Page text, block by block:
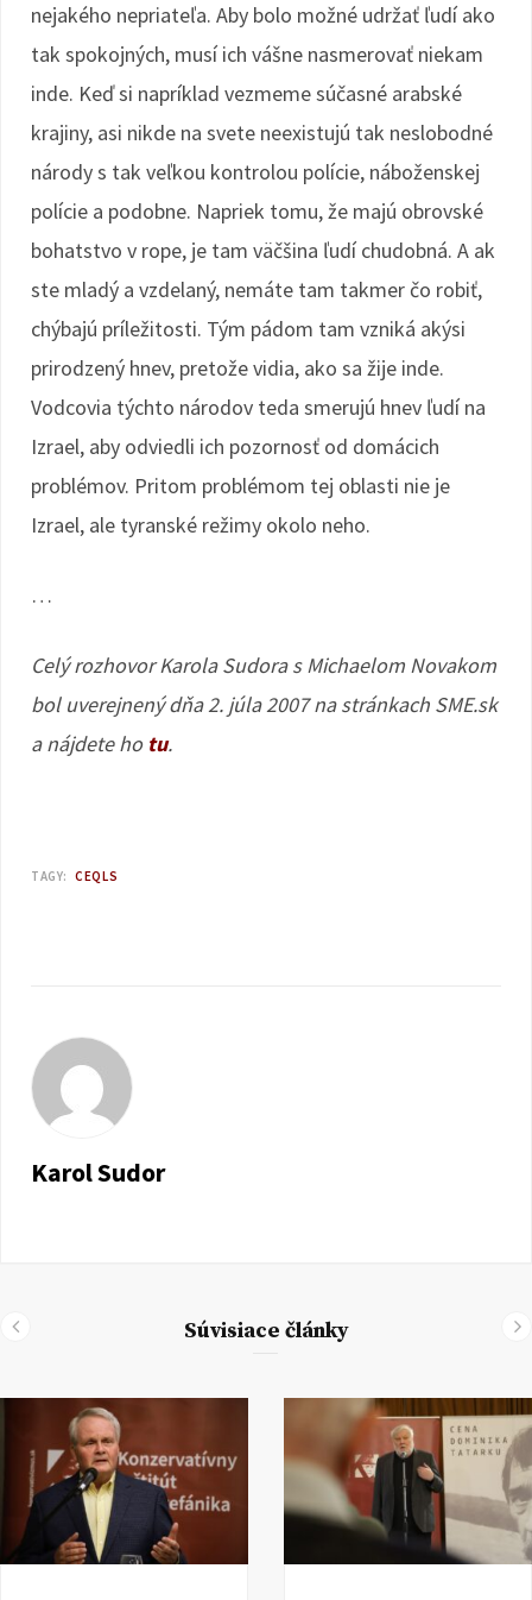
nejakého nepriateľa. Aby bolo možné udržať ľudí ako
tak spokojných, musí ich vášne nasmerovať niekam
inde. Keď si napríklad vezmeme súčasné arabské
krajiny, asi nikde na svete neexistujú tak neslobodné
národy s tak veľkou kontrolou polície, náboženskej
polície a podobne. Napriek tomu, že majú obrovské
bohatstvo v rope, je tam väčšina ľudí chudobná. A ak
ste mladý a vzdelaný, nemáte tam takmer čo robiť,
chýbajú príležitosti. Tým pádom tam vzniká akýsi
prirodzený hnev, pretože vidia, ako sa žije inde.
Vodcovia týchto národov teda smerujú hnev ľudí na
Izrael, aby odviedli ich pozornosť od domácich
problémov. Pritom problémom tej oblasti nie je
Izrael, ale tyranské režimy okolo neho.
…
Celý rozhovor Karola Sudora s Michaelom Novakom
bol uverejnený dňa 2. júla 2007 na stránkach SME.sk
a nájdete ho tu.
TAGY: CEQLS
Karol Sudor
Súvisiace články